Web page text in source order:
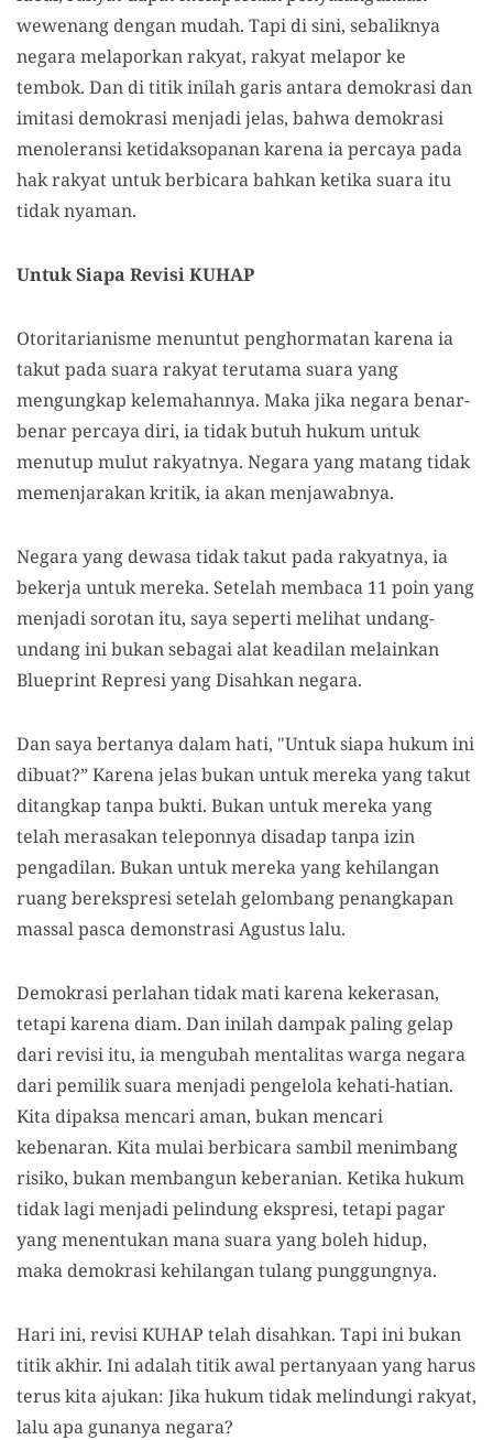
wewenang dengan mudah. Tapi di sini, sebaliknya
negara melaporkan rakyat, rakyat melapor ke
tembok. Dan di titik inilah garis antara demokrasi dan
imitasi demokrasi menjadi jelas, bahwa demokrasi
menoleransi ketidaksopanan karena ia percaya pada
hak rakyat untuk berbicara bahkan ketika suara itu
tidak nyaman.
Untuk Siapa Revisi KUHAP
Otoritarianisme menuntut penghormatan karena ia
takut pada suara rakyat terutama suara yang
mengungkap kelemahannya. Maka jika negara benar-
benar percaya diri, ia tidak butuh hukum untuk
menutup mulut rakyatnya. Negara yang matang tidak
memenjarakan kritik, ia akan menjawabnya.
Negara yang dewasa tidak takut pada rakyatnya, ia
bekerja untuk mereka. Setelah membaca 11 poin yang
menjadi sorotan itu, saya seperti melihat undang-
undang ini bukan sebagai alat keadilan melainkan
Blueprint Represi yang Disahkan negara.
Dan saya bertanya dalam hati, "Untuk siapa hukum ini
dibuat?” Karena jelas bukan untuk mereka yang takut
ditangkap tanpa bukti. Bukan untuk mereka yang
telah merasakan teleponnya disadap tanpa izin
pengadilan. Bukan untuk mereka yang kehilangan
ruang berekspresi setelah gelombang penangkapan
massal pasca demonstrasi Agustus lalu.
Demokrasi perlahan tidak mati karena kekerasan,
tetapi karena diam. Dan inilah dampak paling gelap
dari revisi itu, ia mengubah mentalitas warga negara
dari pemilik suara menjadi pengelola kehati-hatian.
Kita dipaksa mencari aman, bukan mencari
kebenaran. Kita mulai berbicara sambil menimbang
risiko, bukan membangun keberanian. Ketika hukum
tidak lagi menjadi pelindung ekspresi, tetapi pagar
yang menentukan mana suara yang boleh hidup,
maka demokrasi kehilangan tulang punggungnya.
Hari ini, revisi KUHAP telah disahkan. Tapi ini bukan
titik akhir. Ini adalah titik awal pertanyaan yang harus
terus kita ajukan: Jika hukum tidak melindungi rakyat,
lalu apa gunanya negara?